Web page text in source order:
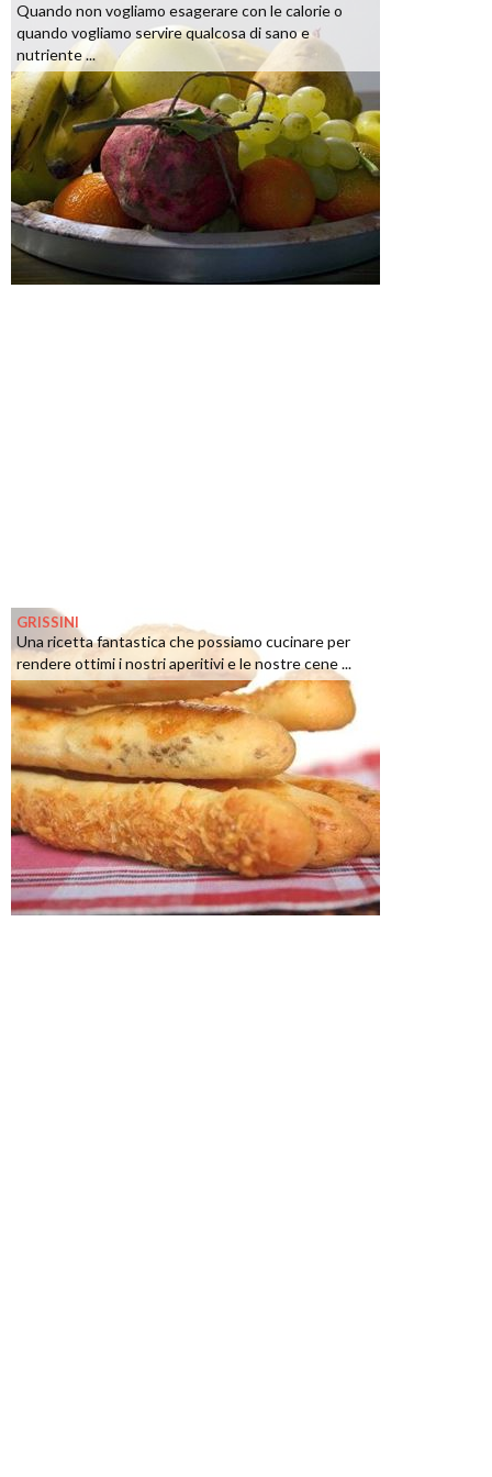
Quando non vogliamo esagerare con le calorie o
quando vogliamo servire qualcosa di sano e
nutriente ...
GRISSINI
Una ricetta fantastica che possiamo cucinare per
rendere ottimi i nostri aperitivi e le nostre cene ...